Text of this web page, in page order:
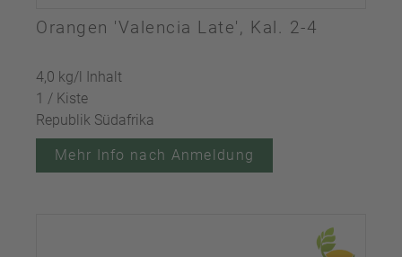
Orangen 'Valencia Late', Kal. 2-4
4,0 kg/l Inhalt
1 / Kiste
Republik Südafrika
Mehr Info nach Anmeldung